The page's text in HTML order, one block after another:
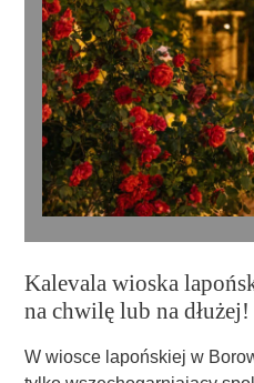
Kalevala wioska
na chwilę lub na dłużej!
W wiosce lapońskiej w